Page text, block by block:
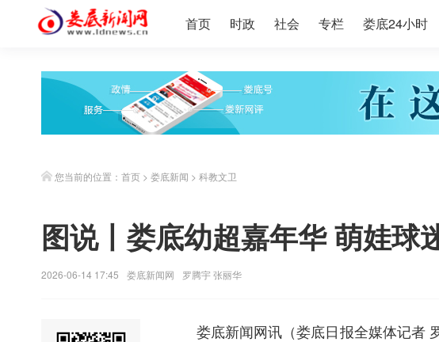
首页 时政 社会 专栏 娄底24小时
您当前的位置： 首页 > 娄底新闻 > 科教文卫
图说丨娄底幼超嘉年华 萌娃球
2026-06-14 17:45 娄底新闻网 罗腾宇 张丽华
娄底新闻网讯（娄底日报全媒体记者